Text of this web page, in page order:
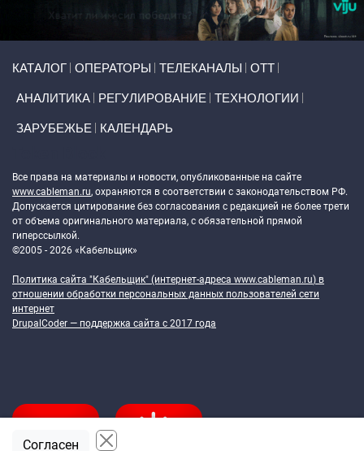
КАТАЛОГ ОПЕРАТОРЫ ТЕЛЕКАНАЛЫ ОТТ
АНАЛИТИКА РЕГУЛИРОВАНИЕ ТЕХНОЛОГИИ
ЗАРУБЕЖЬЕ КАЛЕНДАРЬ
Все права на материалы и новости, опубликованные на сайте
www.cableman.ru, охраняются в соответствии с законодательством РФ.
Допускается цитирование без согласования с редакцией не более трети
от объема оригинального материала, с обязательной прямой
гиперссылкой.
©2005 - 2026 «Кабельщик»
Политика сайта "Кабельщик" (интернет-адреса www.cableman.ru) в
отношении обработки персональных данных пользователей сети
интернет
DrupalCoder — поддержка сайта c 2017 года
Согласен